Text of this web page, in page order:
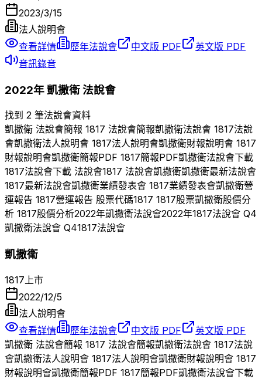
2023/3/15
法人說明會
查看詳情
歷年法說會 中文版 PDF
英文版 PDF
音訊錄音
2022年凱撒衛法說會
找到 2 筆法說會資料
凱撒衛 法說會簡報 1817 法說會簡報凱撒衛法說會 1817法說
會凱撒衛法人說明會 1817法人說明會凱撒衛財報說明會 1817
財報說明會凱撒衛簡報PDF 1817簡報PDF凱撒衛法說會下載
1817法說會下載 法說會1817 法說會凱撒衛凱撒衛最新法說會
1817最新法說會凱撒衛業績發表會 1817業績發表會凱撒衛營
運報告 1817營運報告 股票代碼1817 1817股票凱撒衛股價分
析 1817股價分析2022年凱撒衛法說會2022年1817法說會 Q4
凱撒衛法說會 Q41817法說會
凱撒衛
1817 上市
2022/12/5
法人說明會
查看詳情
歷年法說會 中文版 PDF
英文版 PDF
凱撒衛 法說會簡報 1817 法說會簡報凱撒衛法說會 1817法說
會凱撒衛法人說明會 1817法人說明會凱撒衛財報說明會 1817
財報說明會凱撒衛簡報PDF 1817簡報PDF凱撒衛法說會下載